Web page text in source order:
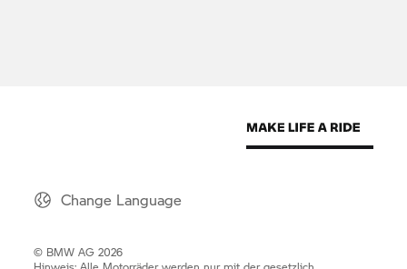
Change Language
© BMW AG 2026